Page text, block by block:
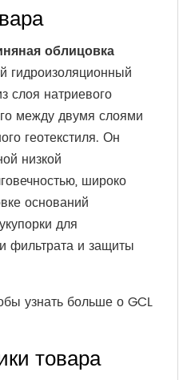
облицовка
гидроизоляционный
слоя натриевого
между двумя слоями
геотекстиля. Он
низкой
широко
оснований
для
фильтрата и защиты
узнать больше о GCL
товара